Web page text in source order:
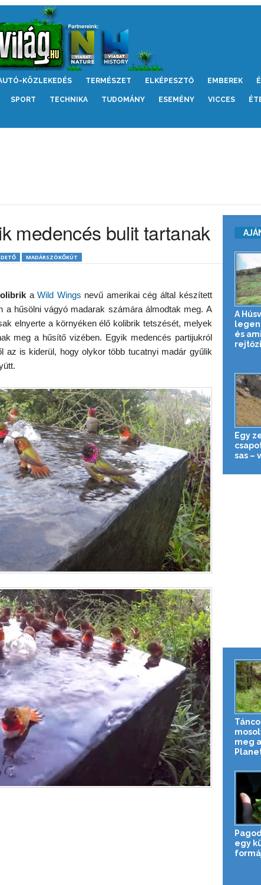
KÖZLEKEDÉS TERMÉSZET ELKÉPESZTŐ EMBEREK
SPORT TECHNIKA TUDOMÁNY ESEMÉNY VICCES
medencés bulit tartanak
MADÁRSZÖKŐKÚT
aWild Wings nevű amerikai cég által készített
a hűsölni vágyó madarak számára álmodtak meg. A
elnyerte a környéken élő kolibrik tetszését, melyek
meg a hűsítő vizében. Egyik medencés partijukról
az is kiderül, hogy olykor több tucatnyi madár gyűlik
A
és
Egy
sas –
meg
egy